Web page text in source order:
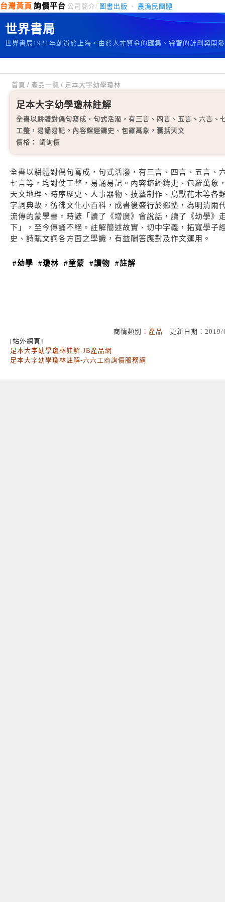
台灣黃頁 詢價平台 公司簡介/ 圖書出版 、 農漁民團體
世界書局
世界書局1921年創辦於上海，由於人才資金的匯集、睿智的計劃與開
首頁 / 產品一覽 / 足本大字幼學瓊林
足本大字幼學瓊林註解
全書以駢體對偶句寫成，句式活潑，有三言、四言、五言、六言、
工整，易誦易記。內容鎔經鑄史、包羅萬象，囊括天文
價格： 請詢價
全書以駢體對偶句寫成，句式活潑，有三言、四言、五言、
七言等，均對仗工整，易誦易記。內容鎔經鑄史、包羅萬象
天文地理、時序歷史、人事器物、技藝制作、鳥獸花木等各
字詞典故，彷彿文化小百科，成書後盛行於鄉塾，為明清兩
流傳的蒙學書。時諺「讀了《增廣》會說話，讀了《幼學》
下」，至今傳誦不絕。註解簡述故實、切中字義，拓寬學子
史、詩賦文詞各方面之學識，有益酬答應對及作文運用。
#幼學 #瓊林 #童蒙 #讀物 #註解
商情類別： 產品
更新日期：
[站外網頁]
足本大字幼學瓊林註解-JB產品網
足本大字幼學瓊林註解-六六工商詢價服務網